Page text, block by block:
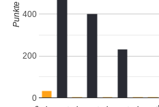
0
200
400
Punkte